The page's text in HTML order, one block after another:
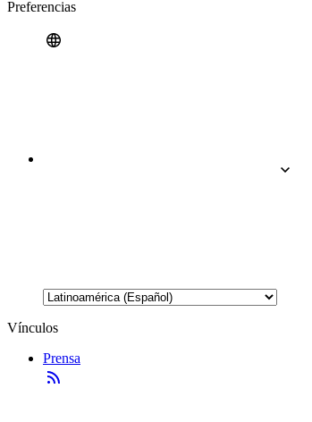
Preferencias
Vínculos
Prensa